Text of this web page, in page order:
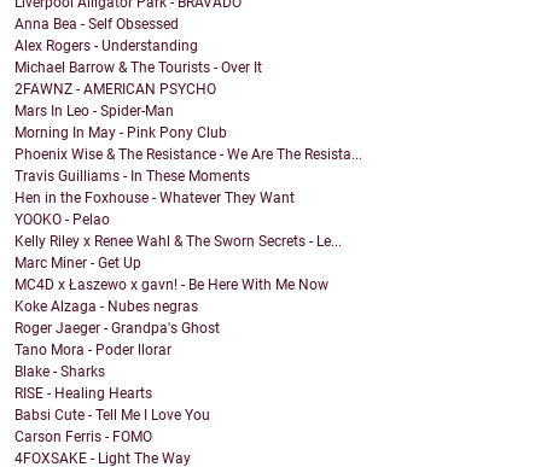
Anna Bea - Self Obsessed
Alex Rogers - Understanding
Michael Barrow & The Tourists - Over It
2FAWNZ - AMERICAN PSYCHO
Mars In Leo - Spider-Man
Morning In May - Pink Pony Club
Phoenix Wise & The Resistance - We Are The Resista...
Travis Guilliams - In These Moments
Hen in the Foxhouse - Whatever They Want
YOOKO - Pelao
Kelly Riley x Renee Wahl & The Sworn Secrets - Le...
Marc Miner - Get Up
MC4D x Łaszewo x gavn! - Be Here With Me Now
Koke Alzaga - Nubes negras
Roger Jaeger - Grandpa's Ghost
Tano Mora - Poder llorar
Blake - Sharks
RISE - Healing Hearts
Babsi Cute - Tell Me I Love You
Carson Ferris - FOMO
4FOXSAKE - Light The Way